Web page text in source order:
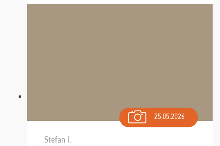
sa na budúci rok. Prajem vam este veľa ta ...
25.05.2026
Stefan I.